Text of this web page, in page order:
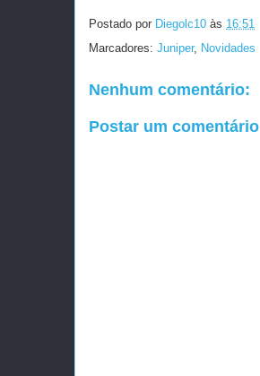
Postado por Diegolc10 às 16:51
Marcadores: Juniper, Novidades
Nenhum comentário:
Postar um comentário